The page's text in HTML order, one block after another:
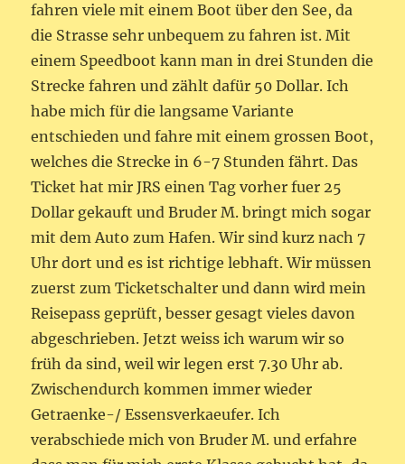
fahren viele mit einem Boot über den See, da
die Strasse sehr unbequem zu fahren ist. Mit
einem Speedboot kann man in drei Stunden die
Strecke fahren und zählt dafür 50 Dollar. Ich
habe mich für die langsame Variante
entschieden und fahre mit einem grossen Boot,
welches die Strecke in 6-7 Stunden fährt. Das
Ticket hat mir JRS einen Tag vorher fuer 25
Dollar gekauft und Bruder M. bringt mich sogar
mit dem Auto zum Hafen. Wir sind kurz nach 7
Uhr dort und es ist richtige lebhaft. Wir müssen
zuerst zum Ticketschalter und dann wird mein
Reisepass geprüft, besser gesagt vieles davon
abgeschrieben. Jetzt weiss ich warum wir so
früh da sind, weil wir legen erst 7.30 Uhr ab.
Zwischendurch kommen immer wieder
Getraenke-/ Essensverkaeufer. Ich
verabschiede mich von Bruder M. und erfahre